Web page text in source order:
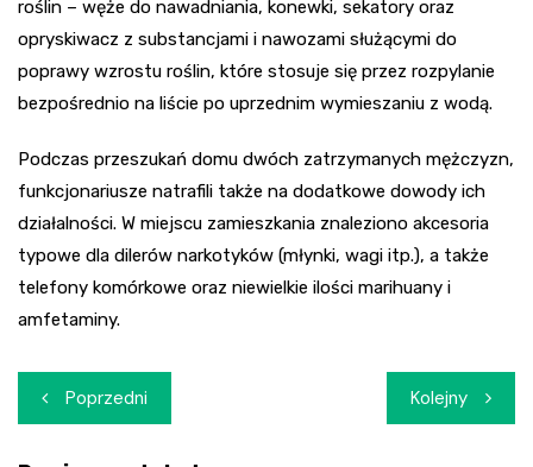
roślin – węże do nawadniania, konewki, sekatory oraz
opryskiwacz z substancjami i nawozami służącymi do
poprawy wzrostu roślin, które stosuje się przez rozpylanie
bezpośrednio na liście po uprzednim wymieszaniu z wodą.
Podczas przeszukań domu dwóch zatrzymanych mężczyzn,
funkcjonariusze natrafili także na dodatkowe dowody ich
działalności. W miejscu zamieszkania znaleziono akcesoria
typowe dla dilerów narkotyków (młynki, wagi itp.), a także
telefony komórkowe oraz niewielkie ilości marihuany i
amfetaminy.
Nawigacja
wpisu
Poprzedni Kolejny